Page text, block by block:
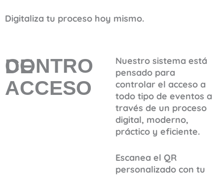
Digitaliza tu proceso hoy mismo.
CONTRO DE
ACCESO
Nuestro sistema está
pensado para
controlar el acceso a
todo tipo de eventos a
través de un proceso
digital, moderno,
práctico y eficiente.
Escanea el QR
personalizado con tu